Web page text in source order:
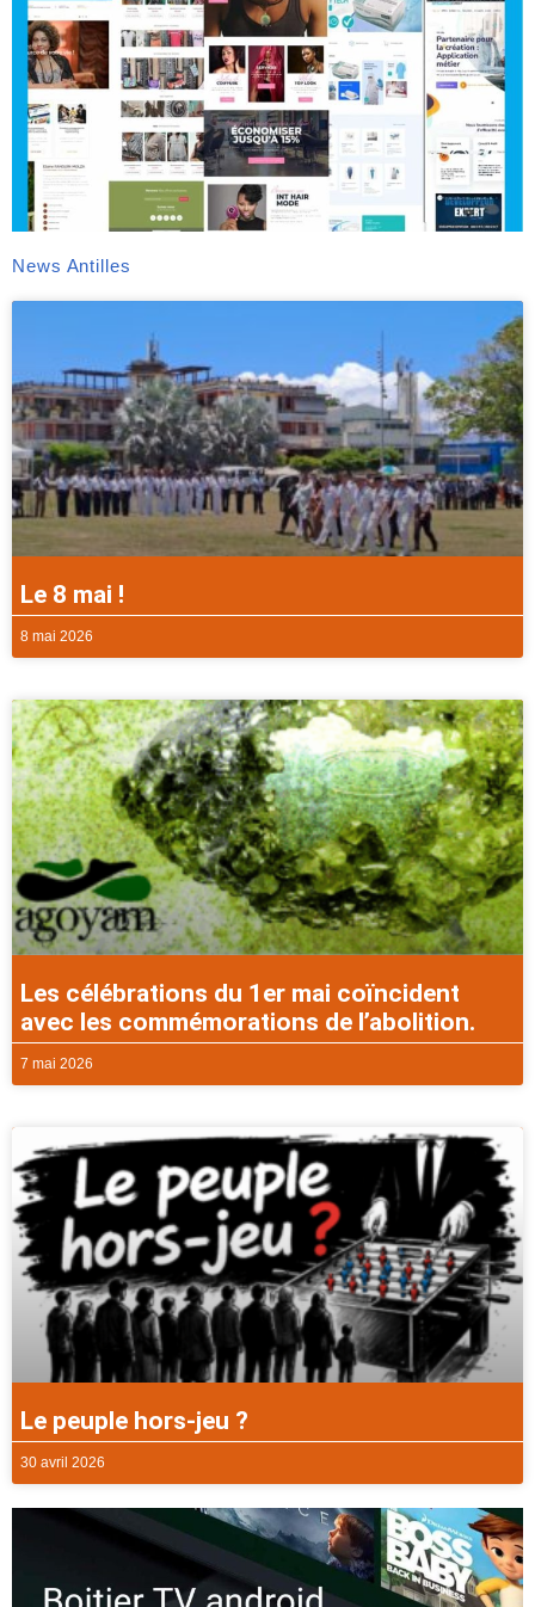
News Antilles
Le 8 mai !
8 mai 2026
Les célébrations du 1er mai coïncident
avec les commémorations de l’abolition.
7 mai 2026
Le peuple hors-jeu ?
30 avril 2026